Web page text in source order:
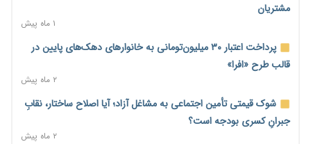
محدودیت تازه برای شبکه بانکی؛ افزایش سپرده قانونی با هدف
کنترل تورم
ترمز تولید خودرو کشیده شد؛ افت ۲۵ درصدی تیراژ ایران‌خودرو،
سایپا و پارس‌خودرو
مشتریان
۱ ماه پیش
پرداخت اعتبار ۳۰ میلیون‌تومانی به خانوارهای دهک‌های پایین در
قالب طرح «افرا»
۲ ماه پیش
شوک قیمتی تأمین اجتماعی به مشاغل آزاد؛ آیا اصلاح ساختار، نقابِ
جبرانِ کسری بودجه است؟
۲ ماه پیش